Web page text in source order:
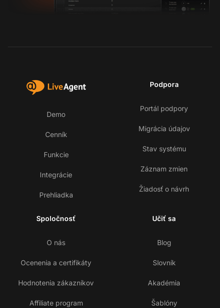
Demo
Cenník
Funkcie
Integrácie
Prehliadka
Podpora
Portál podpory
Migrácia údajov
Stav systému
Záznam zmien
Žiadosť o návrh
Spoločnosť
O nás
Ocenenia a certifikáty
Hodnotenia zákazníkov
Affiliate program
Učiť sa
Blog
Slovník
Akadémia
Šablóny